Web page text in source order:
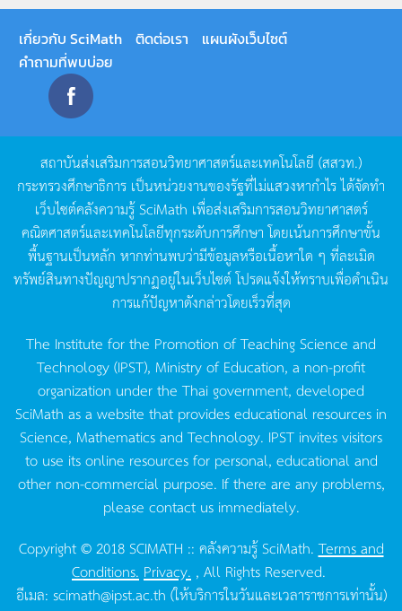
เกี่ยวกับ SciMath ติดต่อเรา
แผนผังเว็บไซต์
คำถามที่พบบ่อย
สถาบันส่งเสริมการสอนวิทยาศาสตร์และเทคโนโลยี (สสวท.)
กระทรวงศึกษาธิการ เป็นหน่วยงานของรัฐที่ไม่แสวงหากำไรได้จัดทำ
เว็บไซต์คลังความรู้SciMath เพื่อส่งเสริมการสอนวิทยาศาสตร์
คณิตศาสตร์และเทคโนโลยีทุกระดับการศึกษา โดยเน้นการศึกษาขั้น
พื้นฐานเป็นหลัก หากท่านพบว่ามีข้อมูลหรือเนื้อหาใด ๆ ที่ละเมิด
ทรัพย์สินทางปัญญาปรากฏอยู่ในเว็บไซต์โปรดแจ้งให้ทราบเพื่อดำเนิน
การแก้ปัญหาดังกล่าวโดยเร็วที่สุด
The Institute for the Promotion of Teaching Science and
Technology (IPST), Ministry of Education, a non-profit
organization under the Thai government, developed
SciMath as a website that provides educational resources in
Science, Mathematics and Technology. IPST invites visitors
to use its online resources for personal, educational and
other non-commercial purpose. If there are any problems,
please contact us immediately.
Copyright © 2018 SCIMATH :: คลังความรู้ SciMath.Terms and
Conditions. Privacy. , All Rights Reserved.
อีเมล: scimath@ipst.ac.th (ให้บริการในวันและเวลาราชการเท่านั้น)